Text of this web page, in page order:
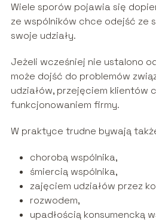
Wiele sporów pojawia się
ze wspólników chce odejść ze
swoje udziały.
Jeżeli wcześniej nie ustalono
może dojść do problemów
udziałów, przejęciem klientów
funkcjonowaniem firmy.
W praktyce trudne bywają
chorobą wspólnika,
śmiercią wspólnika,
zajęciem udziałów przez
rozwodem,
upadłością konsumencką